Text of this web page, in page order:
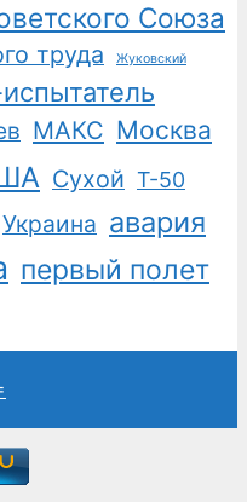
Союза
труда Жуковский
МАКС Москва
Сухой Т-50
Украина авария
первый полет